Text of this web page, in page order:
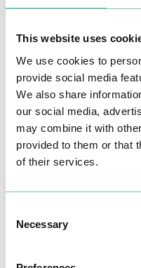
This website uses
We use cookies to
provide social media
We also share
our social media,
may combine it with
provided to them or that
of their services.
Selection
Necessary
Oncologia Cutânea
Cirurgia
Notícias Saudáveis